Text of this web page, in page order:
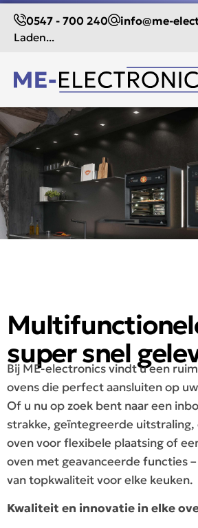
0547 - 700 240
info@me-
Laden...
super snel
Bij ME-electronics vindt u een
ovens die perfect aansluiten op
Of u nu op zoek bent naar een
strakke, geïntegreerde uitstraling,
oven voor flexibele plaatsing of
oven met geavanceerde functies
van topkwaliteit voor elke keuken.
Kwaliteit en innovatie in elke